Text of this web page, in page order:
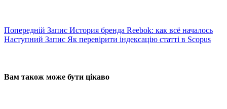
Попередній Запис История бренда Reebok: как всё началось
Наступний Запис Як перевірити індексацію статті в Scopus
Вам також може бути цікаво